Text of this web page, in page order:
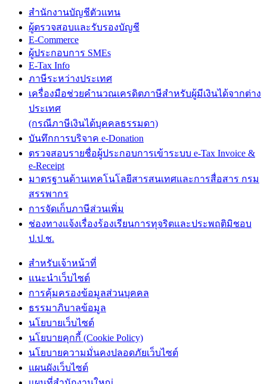
สำนักงานบัญชีตัวแทน
ผู้ตรวจสอบและรับรองบัญชี
E-Commerce
ผู้ประกอบการ SMEs
E-Tax Info
ภาษีระหว่างประเทศ
เครื่องมือช่วยคำนวณเครดิตภาษีสำหรับผู้มีเงินได้จากต่าง
ประเทศ
(กรณีภาษีเงินได้บุคคลธรรมดา)
บันทึกการบริจาค e-Donation
ตรวจสอบรายชื่อผู้ประกอบการเข้าระบบ e-Tax Invoice &
e-Receipt
มาตรฐานด้านเทคโนโลยีสารสนเทศและการสื่อสาร กรม
สรรพากร
การจัดเก็บภาษีส่วนเพิ่ม
ช่องทางแจ้งเรื่องร้องเรียนการทุจริตและประพฤติมิชอบ
ป.ป.ช.
สำหรับเจ้าหน้าที่
แนะนำเว็บไซต์
การคุ้มครองข้อมูลส่วนบุคคล
ธรรมาภิบาลข้อมูล
นโยบายเว็บไซต์
นโยบายคุกกี้ (Cookie Policy)
นโยบายความมั่นคงปลอดภัยเว็บไซต์
แผนผังเว็บไซต์